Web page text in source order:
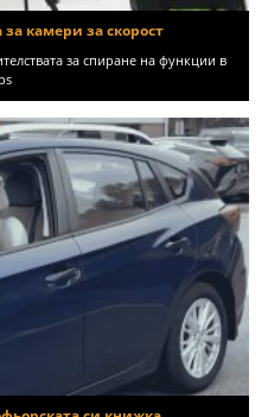
камери за скорост
за спиране на функции в